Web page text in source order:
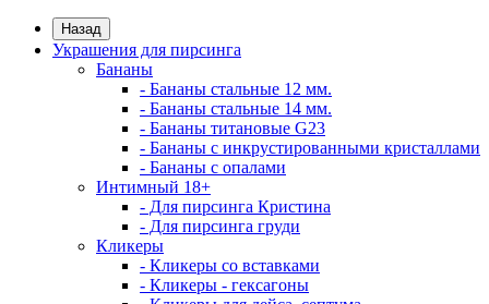
Назад
Украшения для пирсинга
Бананы
- Бананы стальные 12 мм.
- Бананы стальные 14 мм.
- Бананы титановые G23
- Бананы с инкрустированными кристаллами
- Бананы с опалами
Интимный 18+
- Для пирсинга Кристина
- Для пирсинга груди
Кликеры
- Кликеры со вставками
- Кликеры - гексагоны